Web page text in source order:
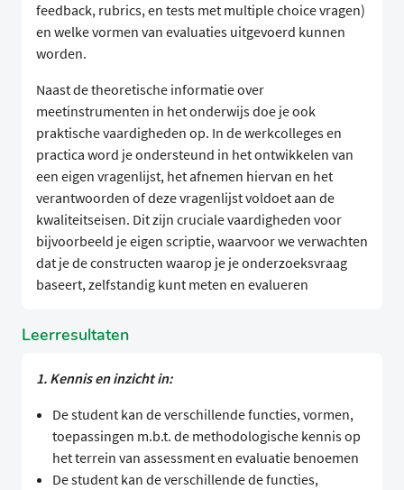
feedback, rubrics, en tests met multiple choice vragen)
en welke vormen van evaluaties uitgevoerd kunnen
worden.
Naast de theoretische informatie over
meetinstrumenten in het onderwijs doe je ook
praktische vaardigheden op. In de werkcolleges en
practica word je ondersteund in het ontwikkelen van
een eigen vragenlijst, het afnemen hiervan en het
verantwoorden of deze vragenlijst voldoet aan de
kwaliteitseisen. Dit zijn cruciale vaardigheden voor
bijvoorbeeld je eigen scriptie, waarvoor we verwachten
dat je de constructen waarop je je onderzoeksvraag
baseert, zelfstandig kunt meten en evalueren
Leerresultaten
1. Kennis en inzicht in:
De student kan de verschillende functies, vormen,
toepassingen m.b.t. de methodologische kennis op
het terrein van assessment en evaluatie benoemen
De student kan de verschillende de functies,